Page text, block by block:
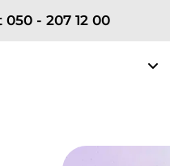
- 207 12 00